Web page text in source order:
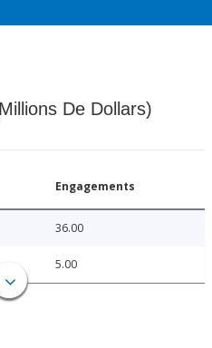
De Dollars)
Engagements
36.00
5.00